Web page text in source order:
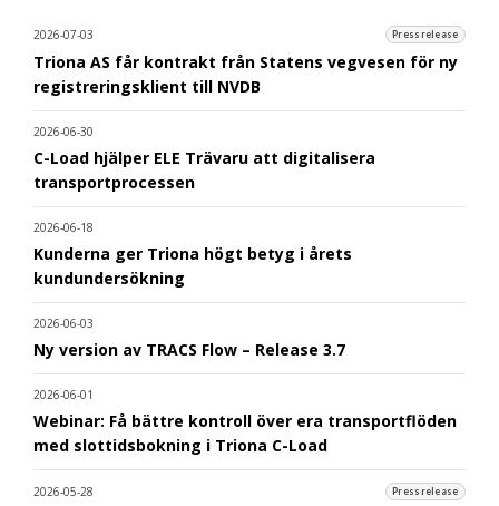
2026-07-03 Pressrelease
Triona AS får kontrakt från Statens vegvesen för ny
registreringsklient till NVDB
2026-06-30
C-Load hjälper ELE Trävaru att digitalisera
transportprocessen
2026-06-18
Kunderna ger Triona högt betyg i årets
kundundersökning
2026-06-03
Ny version av TRACS Flow – Release 3.7
2026-06-01
Webinar: Få bättre kontroll över era transportflöden
med slottidsbokning i Triona C-Load
2026-05-28 Pressrelease